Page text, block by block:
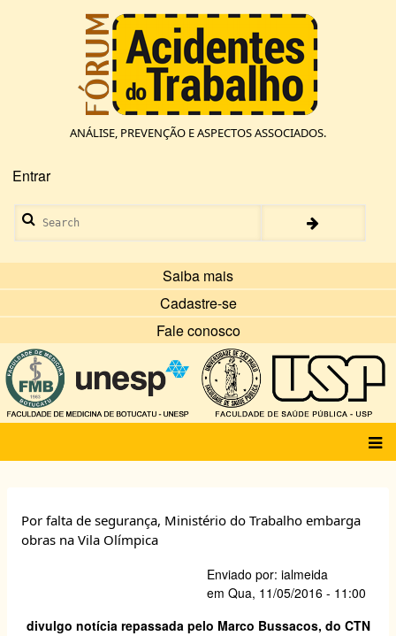
ANÁLISE, PREVENÇÃO E ASPECTOS ASSOCIADOS.
Menu
de
conta
de
usuário
Entrar
Search
Saiba mais
Cadastre-se
Fale conosco
Por falta de segurança, Ministério do Trabalho embarga
obras na Vila Olímpica
Enviado por: ialmeida
em Qua, 11/05/2016 - 11:00
divulgo notícia repassada pelo Marco Bussacos, do CTN